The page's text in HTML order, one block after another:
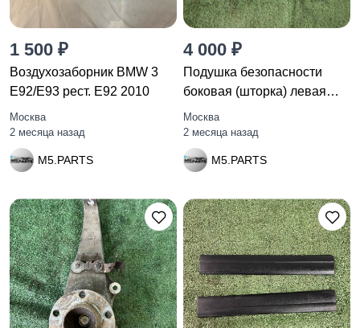
1 500 ₽
Воздухозаборник BMW 3
E92/E93 рест. E92 2010
Москва
2 месяца назад
M5.PARTS
4 000 ₽
Подушка безопасности
боковая (шторка) левая
BMW 5
Москва
2 месяца назад
M5.PARTS